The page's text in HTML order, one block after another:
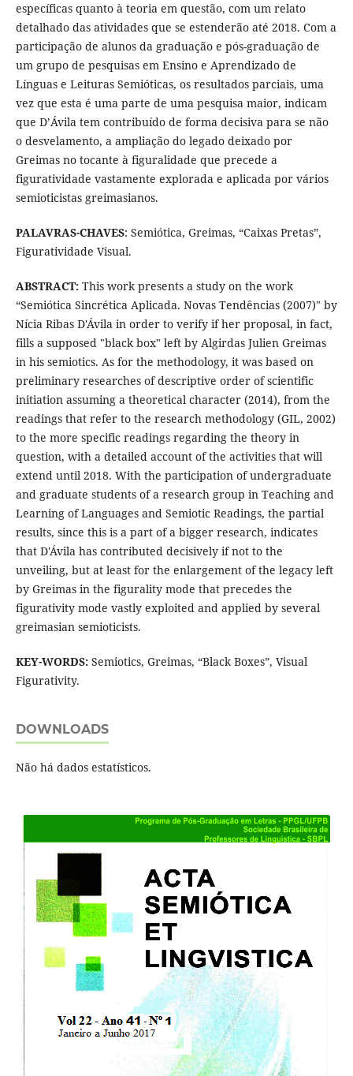
específicas quanto à teoria em questão, com um relato
detalhado das atividades que se estenderão até 2018. Com a
participação de alunos da graduação e pós-graduação de
um grupo de pesquisas em Ensino e Aprendizado de
Línguas e Leituras Semióticas, os resultados parciais, uma
vez que esta é uma parte de uma pesquisa maior, indicam
que D’Ávila tem contribuído de forma decisiva para se não
o desvelamento, a ampliação do legado deixado por
Greimas no tocante à figuralidade que precede a
figuratividade vastamente explorada e aplicada por vários
semioticistas greimasianos.
PALAVRAS-CHAVES: Semiótica, Greimas, “Caixas Pretas”,
Figuratividade Visual.
ABSTRACT:This work presents a study on the work
“Semiótica Sincrética Aplicada. Novas Tendências (2007)" by
Nícia Ribas D'Ávila in order to verify if her proposal, in fact,
fills a supposed "black box" left by Algirdas Julien Greimas
in his semiotics. As for the methodology, it was based on
preliminary researches of descriptive order of scientific
initiation assuming a theoretical character (2014), from the
readings that refer to the research methodology (GIL, 2002)
to the more specific readings regarding the theory in
question, with a detailed account of the activities that will
extend until 2018. With the participation of undergraduate
and graduate students of a research group in Teaching and
Learning of Languages and Semiotic Readings, the partial
results, since this is a part of a bigger research, indicates
that D'Ávila has contributed decisively if not to the
unveiling, but at least for the enlargement of the legacy left
by Greimas in the figurality mode that precedes the
figurativity mode vastly exploited and applied by several
greimasian semioticists.
KEY-WORDS: Semiotics, Greimas, “Black Boxes”, Visual
Figurativity.
DOWNLOADS
Não há dados estatísticos.